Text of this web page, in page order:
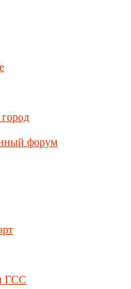
форум
ГСС